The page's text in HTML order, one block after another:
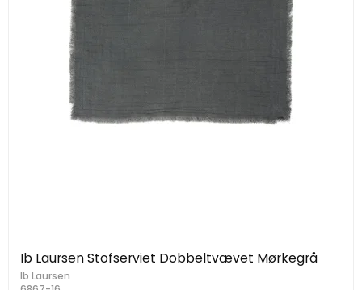
Ib Laursen Stofserviet Dobbeltvævet Mørkegrå
Ib Laursen